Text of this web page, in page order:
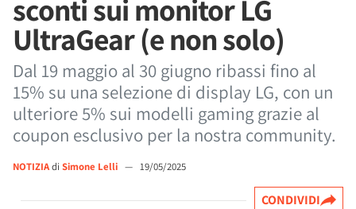
sconti sui monitor LG
UltraGear (e non solo)
Dal 19 maggio al 30 giugno ribassi fino al
15% su una selezione di display LG, con un
ulteriore 5% sui modelli gaming grazie al
coupon esclusivo per la nostra community.
NOTIZIAdi Simone Lelli — 19/05/2025
CONDIVIDI